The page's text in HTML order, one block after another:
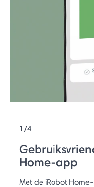
1/4
Home-app
Met de iRobot